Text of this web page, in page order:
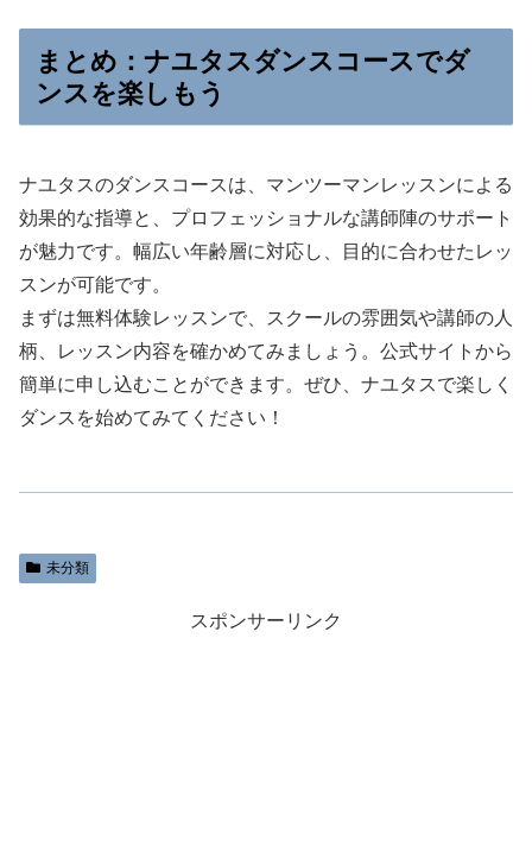
まとめ：ナユタスダンスコースでダ
ンスを楽しもう
ナユタスのダンスコースは、マンツーマンレッスンによる
効果的な指導と、プロフェッショナルな講師陣のサポート
が魅力です。幅広い年齢層に対応し、目的に合わせたレッ
スンが可能です。
まずは無料体験レッスンで、スクールの雰囲気や講師の人
柄、レッスン内容を確かめてみましょう。公式サイトから
簡単に申し込むことができます。ぜひ、ナユタスで楽しく
ダンスを始めてみてください！
未分類
スポンサーリンク